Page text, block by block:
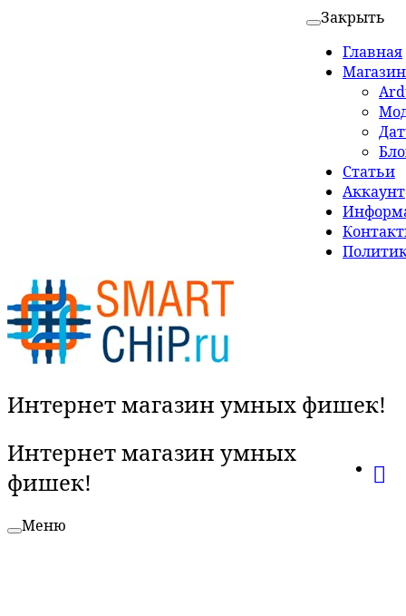
Закрыть
Главная
Магазин
Статьи
Аккаунт
Интернет магазин умных фишек!
Интернет магазин умных
фишек!
Меню